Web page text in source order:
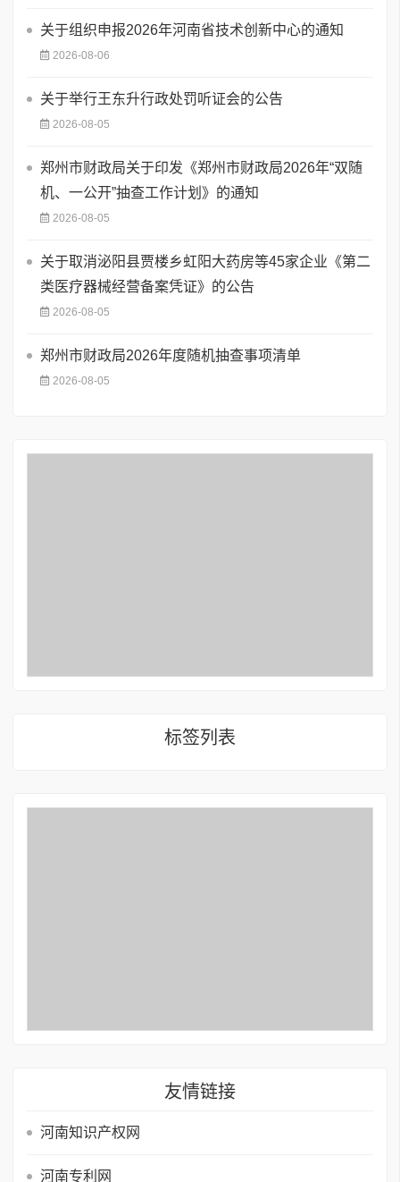
关于组织申报2026年河南省技术创新中心的通知
2026-08-06
关于举行王东升行政处罚听证会的公告
2026-08-05
郑州市财政局关于印发《郑州市财政局2026年“双随
机、一公开”抽查工作计划》的通知
2026-08-05
关于取消泌阳县贾楼乡虹阳大药房等45家企业《第二
类医疗器械经营备案凭证》的公告
2026-08-05
郑州市财政局2026年度随机抽查事项清单
2026-08-05
标签列表
友情链接
河南知识产权网
河南专利网